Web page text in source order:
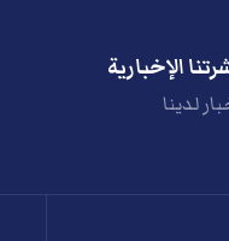
الإخبارية
لدينا